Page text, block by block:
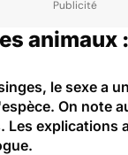
Animaux
animaux
le sexe a
On note
Les explications